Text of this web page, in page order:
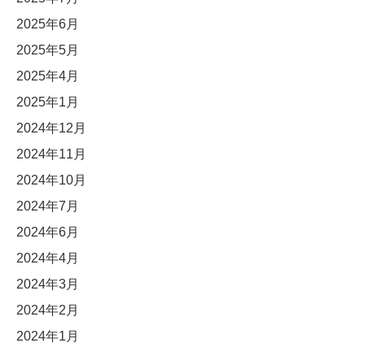
2025年6月
2025年5月
2025年4月
2025年1月
2024年12月
2024年11月
2024年10月
2024年7月
2024年6月
2024年4月
2024年3月
2024年2月
2024年1月